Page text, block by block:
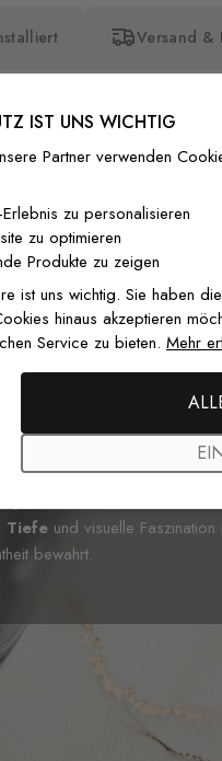
Versand &
unserer3D Look
Architektur auf
Fototapete zeigt
blauen Horizont führen und
Perfekt für moderne
jeden Raum mit ihrer
von Licht und Schatten
Tiefe und visuelle Faszination
bewahrt.
IST UNS WICHTIG
Partner verwenden
zu personalisieren
zu optimieren
Produkte zu zeigen
ist uns wichtig. Sie haben
hinaus akzeptieren
Service zu bieten. Mehr